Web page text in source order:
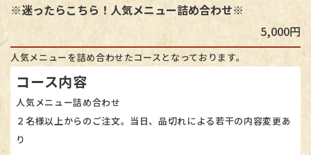
※迷ったらこちら！人気メニュー詰め合わせ※
5,000円
人気メニューを詰め合わせたコースとなっております。
コース内容
人気メニュー詰め合わせ
２名様以上からのご注文。当日、品切れによる若干の内容変更あ
り